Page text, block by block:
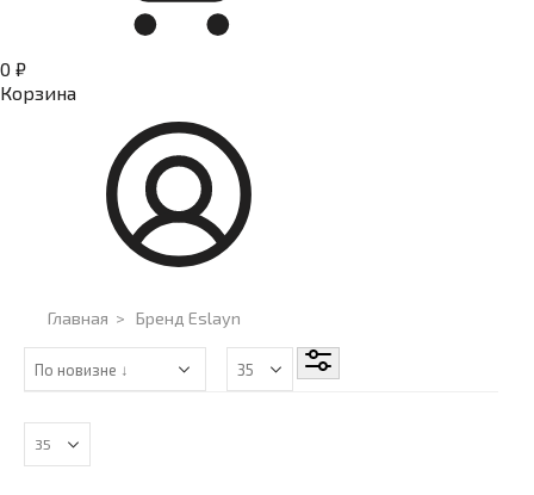
0 ₽
Корзина
Главная > Бренд Eslayn